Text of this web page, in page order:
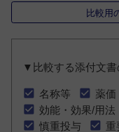
比較用
▼比較する添付文書
名称等 薬価
効能・効果/用法
慎重投与
重